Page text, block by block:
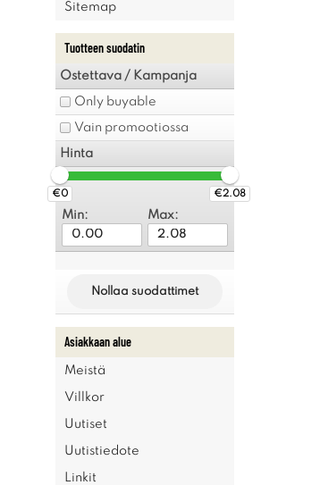
Sitemap
Tuotteen suodatin
Ostettava / Kampanja
Only buyable
Vain promootiossa
Hinta
€0 €2.08
Min: Max:
Nollaa suodattimet
Asiakkaan alue
Meistä
Villkor
Uutiset
Uutistiedote
Linkit